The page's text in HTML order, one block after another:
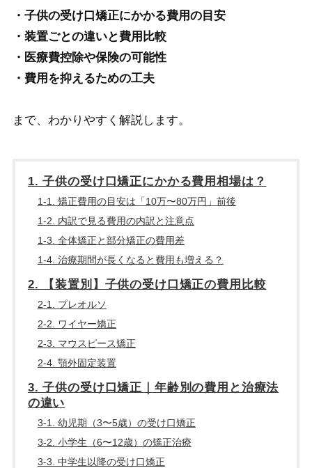
・子供の受け口矯正にかかる費用の目安
・装置ごとの違いと費用比較
・医療費控除や保険の可能性
・費用を抑えるための工夫
まで、わかりやすく解説します。
1. 子供の受け口矯正にかかる費用相場は？
1-1. 矯正費用の目安は「10万〜80万円」前後
1-2. 内訳で見る費用の内訳と注意点
1-3. 全体矯正と部分矯正の費用差
1-4. 治療期間が長くなると費用も増える？
2. 【装置別】子供の受け口矯正の費用比較
2-1. プレオルソ
2-2. ワイヤー矯正
2-3. マウスピース矯正
2-4. 顎外固定装置
3. 子供の受け口矯正｜年齢別の費用と治療法
の違い
3-1. 幼児期（3〜5歳）の受け口矯正
3-2. 小学生（6〜12歳）の矯正治療
3-3. 中学生以降の受け口矯正